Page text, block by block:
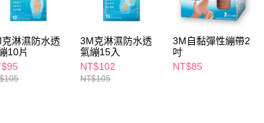
淋濕防水透
10片
3M克淋濕防水透
氣繃15入
NT$102
NT$105
3M自黏彈性繃帶2
吋
NT$85